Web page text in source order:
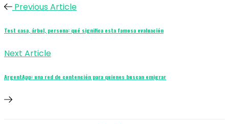
Previous Article
Test casa, árbol, persona: qué significa esta famosa evaluación
Next Article
ArgentApp: una red de contención para quienes buscan emigrar